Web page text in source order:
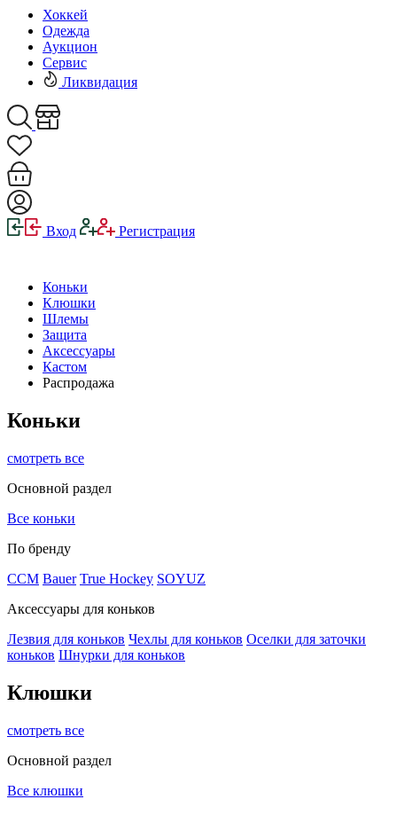
Хоккей
Одежда
Аукцион
Сервис
Ликвидация
Вход Регистрация
Коньки
Клюшки
Шлемы
Защита
Аксессуары
Кастом
Распродажа
Коньки
смотреть все
Основной раздел
Все коньки
По бренду
ССМ Bauer True Hockey SOYUZ
Аксессуары для коньков
Лезвия для коньков Чехлы для коньков Оселки для заточки
коньков Шнурки для коньков
Клюшки
смотреть все
Основной раздел
Все клюшки